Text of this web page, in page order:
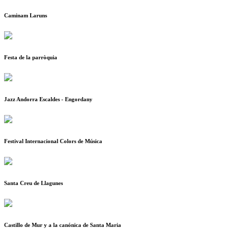
Caminam Laruns
Festa de la parròquia
Jazz Andorra Escaldes - Engordany
Festival Internacional Colors de Música
Santa Creu de Llagunes
Castillo de Mur y a la canónica de Santa Maria